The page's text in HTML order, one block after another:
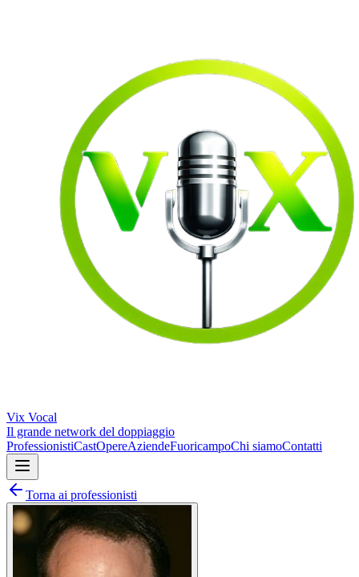
Vix Vocal
Il grande network del doppiaggio
ProfessionistiCastOpereAziendeFuoricampoChi siamoContatti
Torna ai professionisti